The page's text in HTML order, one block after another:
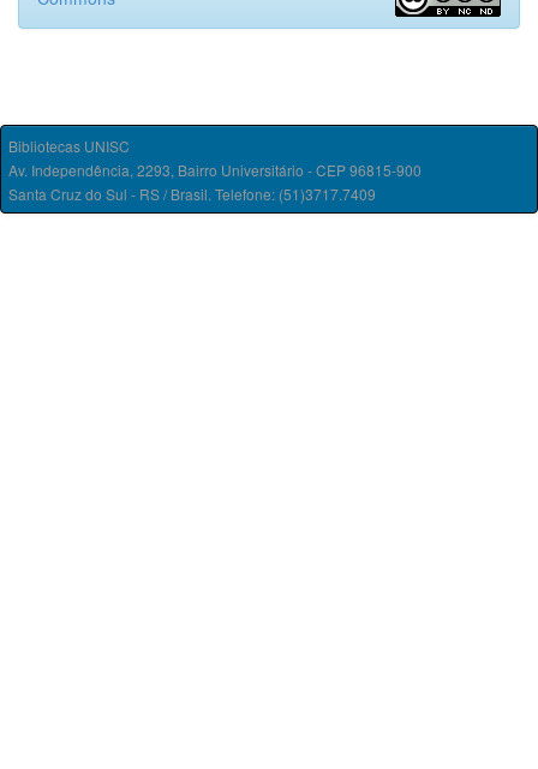
Bibliotecas UNISC
Av. Independência, 2293, Bairro Universitário - CEP 96815-900
Santa Cruz do Sul - RS / Brasil. Telefone: (51)3717.7409